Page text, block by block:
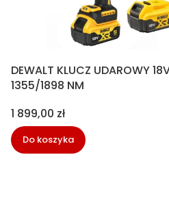
DEWALT KLUCZ UDAROWY
1355/1898 NM
Cena
1 899,00 zł
Do koszyka